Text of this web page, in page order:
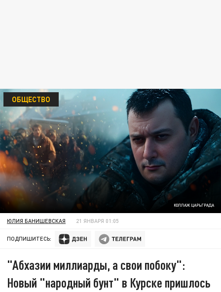
КОЛЛАЖ ЦАРЬГРАДА
ОБЩЕСТВО
ЮЛИЯ БАНИШЕВСКАЯ 21 ЯНВАРЯ 01:05
ПОДПИШИТЕСЬ:
"Абхазии миллиарды, а свои побоку":
Новый "народный бунт" в Курске пришлось